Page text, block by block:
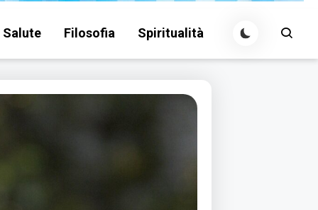
Salute Filosofia Spiritualità